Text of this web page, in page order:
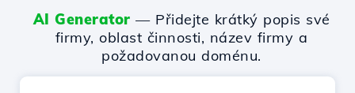
AI Generator — Přidejte krátký popis své
firmy, oblast činnosti, název firmy a
požadovanou doménu.